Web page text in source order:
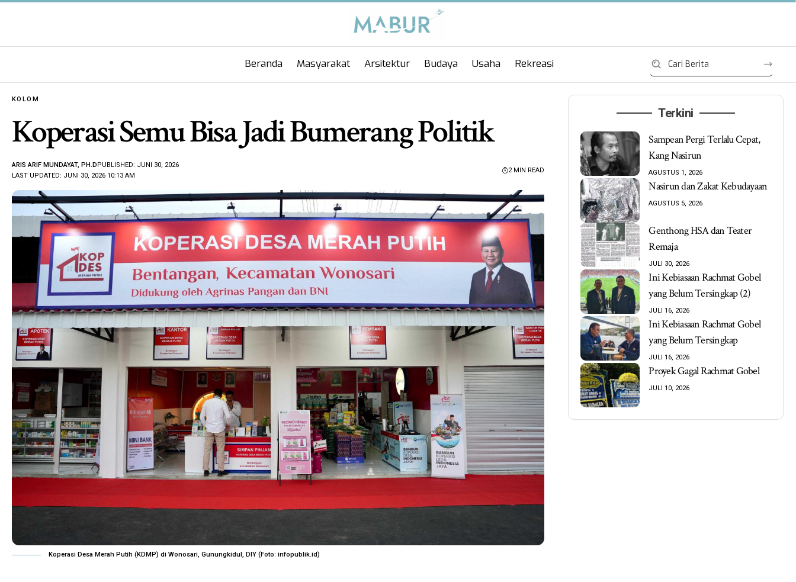
Beranda Masyarakat Arsitektur Budaya Usaha Rekreasi
KOLOM
Koperasi Semu Bisa Jadi Bumerang Politik
LAST UPDATED: JUNI 30, 2026 10:13 AM
ARIS ARIF MUNDAYAT, PH.DPUBLISHED: JUNI 30, 2026
2 MIN READ
Koperasi Desa Merah Putih (KDMP) di Wonosari, Gunungkidul, DIY (Foto: infopublik.id)
Terkini
Sampean Pergi Terlalu Cepat,
Kang Nasirun
AGUSTUS 1, 2026
Nasirun dan Zakat Kebudayaan
AGUSTUS 5, 2026
Genthong HSA dan Teater
Remaja
JULI 30, 2026
Ini Kebiasaan Rachmat Gobel
yang Belum Tersingkap (2)
JULI 16, 2026
Ini Kebiasaan Rachmat Gobel
yang Belum Tersingkap
JULI 16, 2026
Proyek Gagal Rachmat Gobel
JULI 10, 2026